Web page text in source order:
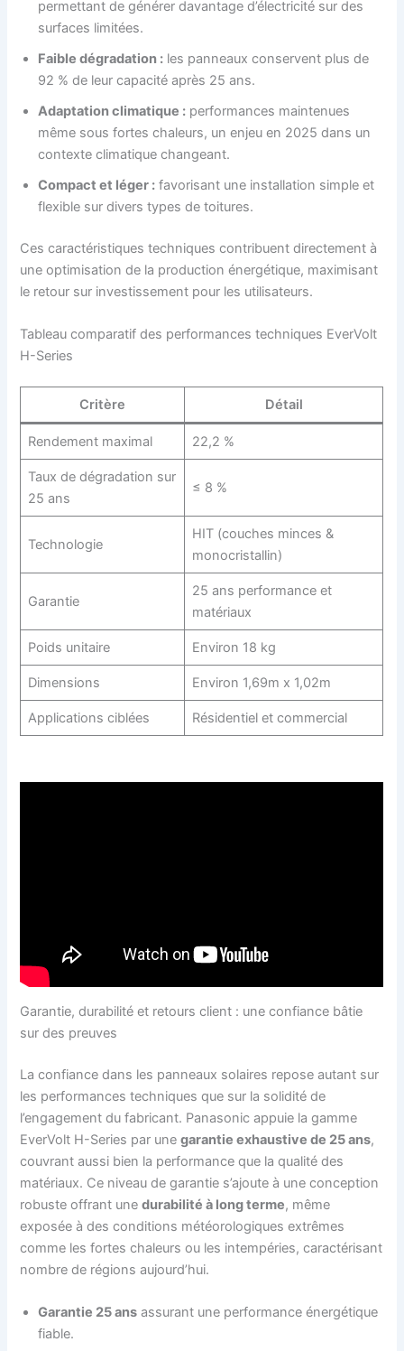
permettant de générer davantage d’électricité sur des
surfaces limitées.
Faible dégradation : les panneaux conservent plus de
92 % de leur capacité après 25 ans.
Adaptation climatique : performances maintenues
même sous fortes chaleurs, un enjeu en 2025 dans un
contexte climatique changeant.
Compact et léger : favorisant une installation simple et
flexible sur divers types de toitures.
Ces caractéristiques techniques contribuent directement à
une optimisation de la production énergétique, maximisant
le retour sur investissement pour les utilisateurs.
Tableau comparatif des performances techniques EverVolt
H-Series
Critère Détail
Rendement maximal 22,2 %
Taux de dégradation sur
25 ans
≤ 8 %
Technologie
HIT (couches minces &
monocristallin)
Garantie
25 ans performance et
matériaux
Poids unitaire Environ 18 kg
Dimensions Environ 1,69m x 1,02m
Applications ciblées Résidentiel et commercial
Garantie, durabilité et retours client : une confiance bâtie
sur des preuves
La confiance dans les panneaux solaires repose autant sur
les performances techniques que sur la solidité de
l’engagement du fabricant. Panasonic appuie la gamme
EverVolt H-Series par unegarantie exhaustive de 25 ans,
couvrant aussi bien la performance que la qualité des
matériaux. Ce niveau de garantie s’ajoute à une conception
robuste offrant unedurabilité à long terme, même
exposée à des conditions météorologiques extrêmes
comme les fortes chaleurs ou les intempéries, caractérisant
nombre de régions aujourd’hui.
Garantie 25 ans assurant une performance énergétique
fiable.